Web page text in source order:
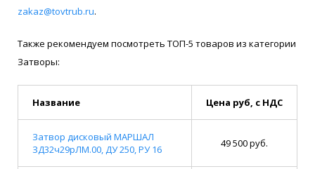
zakaz@tovtrub.ru.
Также рекомендуем посмотреть ТОП-5 товаров из категории
Затворы:
Название Цена руб, с НДС
Затвор дисковый МАРШАЛ
ЗД32ч29рЛМ.00, ДУ 250, РУ 16
49 500 руб.